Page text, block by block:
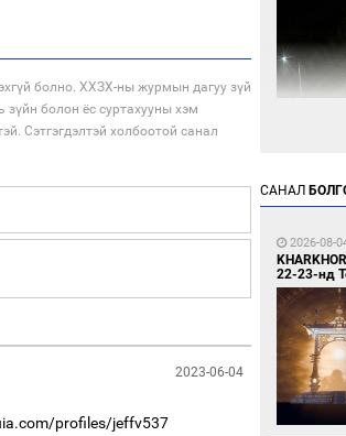
болно. ХХЗХ-ны журмын дагуу зүй
зүйн болон ёс суртахууны хэм
Сэтгэгдэлтэй холбоотой санал
2023-06-04
profiles/jeffv537
11
Өнөөдөр
олгоно
САНАЛ
2026-08-
22-23-нд